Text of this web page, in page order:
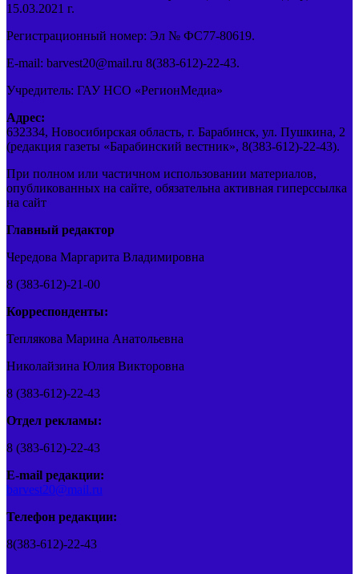
15.03.2021 г.
Регистрационный номер: Эл № ФС77-80619.
E-mail: barvest20@mail.ru 8(383-612)-22-43.
Учредитель: ГАУ НСО «РегионМедиа»
Адрес:
632334, Новосибирская область, г. Барабинск, ул. Пушкина, 2
(редакция газеты «Барабинский вестник», 8(383-612)-22-43).
При полном или частичном использовании материалов,
опубликованных на сайте, обязательна активная гиперссылка
на сайт
Главный редактор
Чередова Маргарита Владимировна
8 (383-612)-21-00
Корреспонденты:
Теплякова Марина Анатольевна
Николайзина Юлия Викторовна
8 (383-612)-22-43
Отдел рекламы:
8 (383-612)-22-43
E-mail редакции:
barvest20@mail.ru
Телефон редакции:
8(383-612)-22-43